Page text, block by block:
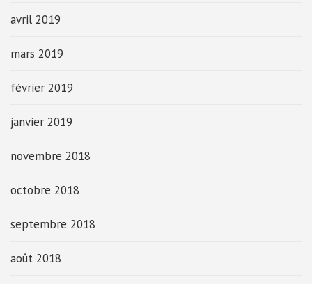
avril 2019
mars 2019
février 2019
janvier 2019
novembre 2018
octobre 2018
septembre 2018
août 2018